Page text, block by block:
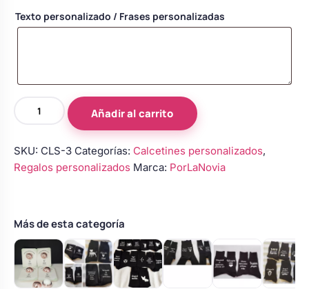
Texto personalizado / Frases personalizadas
Calcetines
personalizados
Beatles
y
cantidad
Añadir al carrito
SKU: CLS-3 Categorías: Calcetines personalizados,
Regalos personalizados Marca: PorLaNovia
Más de esta categoría